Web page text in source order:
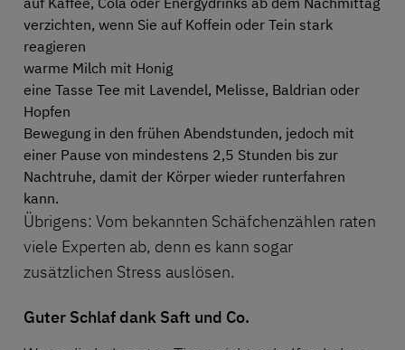
verzichten, wenn Sie auf Koffein oder Tein stark
reagieren
warme Milch mit Honig
eine Tasse Tee mit Lavendel, Melisse, Baldrian oder
Hopfen
Bewegung in den frühen Abendstunden, jedoch mit
einer Pause von mindestens 2,5 Stunden bis zur
Nachtruhe, damit der Körper wieder runterfahren
kann.
Übrigens: Vom bekannten Schäfchenzählen raten
viele Experten ab, denn es kann sogar
zusätzlichen Stress auslösen.
Guter Schlaf dank Saft und Co.